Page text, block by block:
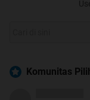
Komunitas